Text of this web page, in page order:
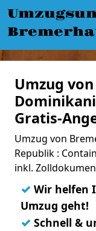
Umzug
Gratis-
Umzug von
Republik :
inkl.
✓ Wir helfen
Umzug geht!
✓ Schnell &